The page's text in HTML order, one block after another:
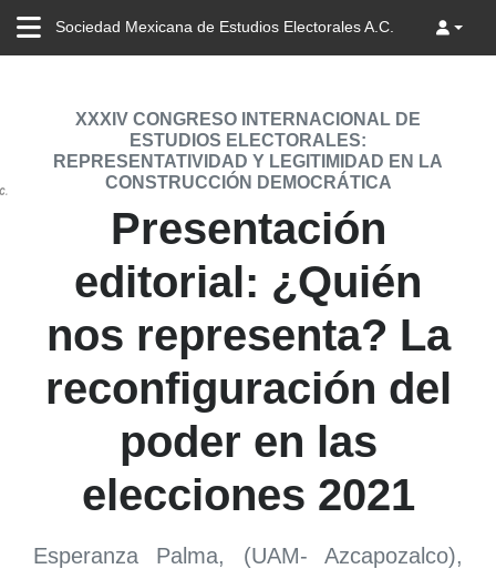
Sociedad Mexicana de Estudios Electorales A.C.
XXXIV CONGRESO INTERNACIONAL DE
ESTUDIOS ELECTORALES:
REPRESENTATIVIDAD Y LEGITIMIDAD EN LA
CONSTRUCCIÓN DEMOCRÁTICA
Presentación
editorial: ¿Quién
nos representa? La
reconfiguración del
poder en las
elecciones 2021
Esperanza Palma, (UAM- Azcapozalco),